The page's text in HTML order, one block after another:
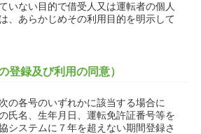
いない目的で借受人又は運転者の個人
、あらかじめその利用目的を明示して
登録及び利用の同意）
の各号のいずれかに該当する場合に
氏名、生年月日、運転免許証番号等を
システムに７年を超えない期間登録さ